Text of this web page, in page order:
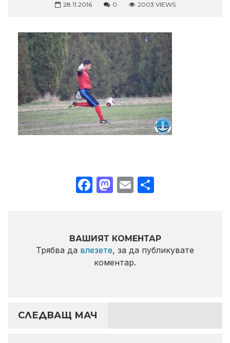
28.11.2016 0 2003 VIEWS
Facebook
Mastodon
Email
ВАШИЯТ КОМЕНТАР
Трябва да влезете, за да публикувате
коментар.
СЛЕДВАЩ МАЧ